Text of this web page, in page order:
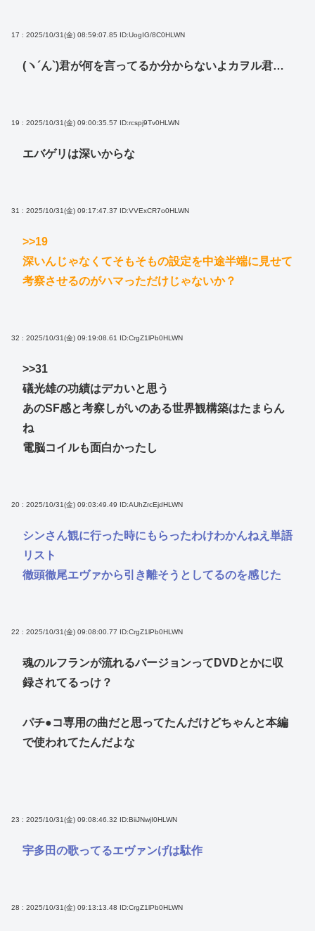
17 : 2025/10/31(金) 08:59:07.85 ID:UogIG/8C0HLWN
(ヽ´ん`)君が何を言ってるか分からないよカヲル君…
19 : 2025/10/31(金) 09:00:35.57 ID:rcspj9Tv0HLWN
エバゲリは深いからな
31 : 2025/10/31(金) 09:17:47.37 ID:VVExCR7o0HLWN
>>19
深いんじゃなくてそもそもの設定を中途半端に見せて
考察させるのがハマっただけじゃないか？
32 : 2025/10/31(金) 09:19:08.61 ID:CrgZ1lPb0HLWN
>>31
礒光雄の功績はデカいと思う
あのSF感と考察しがいのある世界観構築はたまらん
ね
電脳コイルも面白かったし
20 : 2025/10/31(金) 09:03:49.49 ID:AUhZrcEjdHLWN
シンさん観に行った時にもらったわけわかんねえ単語
リスト
徹頭徹尾エヴァから引き離そうとしてるのを感じた
22 : 2025/10/31(金) 09:08:00.77 ID:CrgZ1lPb0HLWN
魂のルフランが流れるバージョンってDVDとかに収
録されてるっけ？
パチ●コ専用の曲だと思ってたんだけどちゃんと本編
で使われてたんだよな
23 : 2025/10/31(金) 09:08:46.32 ID:BiiJNwjI0HLWN
宇多田の歌ってるエヴァンげは駄作
28 : 2025/10/31(金) 09:13:13.48 ID:CrgZ1lPb0HLWN